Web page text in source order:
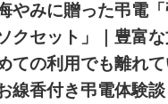
やみに贈った弔電
クセット」｜豊富
ての利用でも離れ
線香付き弔電体験談